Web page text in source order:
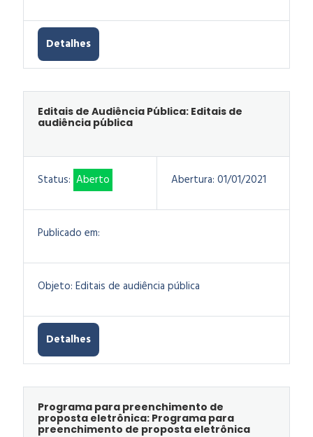
Detalhes
Editais de Audiência Pública: Editais de
audiência pública
Status: Aberto Abertura: 01/01/2021
Publicado em:
Objeto: Editais de audiência pública
Detalhes
Programa para preenchimento de
proposta eletrônica: Programa para
preenchimento de proposta eletrônica